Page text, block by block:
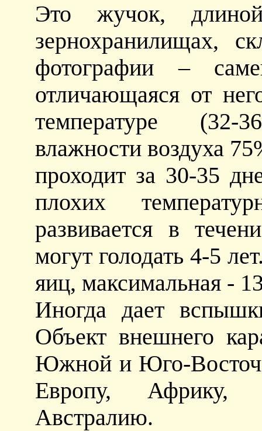
Это жучок,
зернохранилищах,
фотографии –
отличающаяся от
температуре (32-
влажности воздуха
проходит за 30-35
плохих
развивается в
могут голодать 4-5
яиц, максимальная -
Иногда дает
Объект внешнего
Южной и Юго-
Европу,
Австралию.